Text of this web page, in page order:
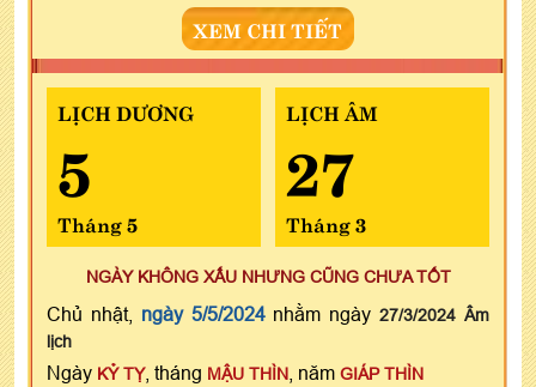
XEM CHI TIẾT
LỊCH DƯƠNG
5
Tháng 5
LỊCH ÂM
27
Tháng 3
NGÀY KHÔNG XẤU NHƯNG CŨNG CHƯA TỐT
Chủ nhật, ngày 5/5/2024nhằm ngày27/3/2024 Âm
lịch
Ngày KỶ TỴ, tháng MẬU THÌN , năm GIÁP THÌN